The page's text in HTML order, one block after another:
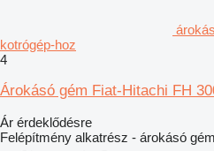
kotrógép-hoz
4
Árokásó gém Fiat-Hitachi FH
Ár érdeklődésre
Felépítmény alkatrész - árokásó gém